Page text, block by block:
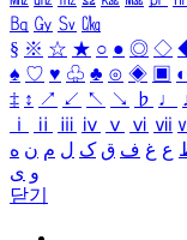
㏃ ㏉ ㏜ ㏆
§ ※ ☆ ★ ○ ● ◎ ◇
♠ ♡ ♥ ♧ ♣ ⊙ ◈ ▣ ◐
‡ ↕ ↗ ↙ ↖ ↘ ♭ ♩
ⅰ
ⅱ ⅲ ⅳ ⅴ ⅵ ⅶ
ع غ ف ق ک ل م ن ه
و ی
닫기